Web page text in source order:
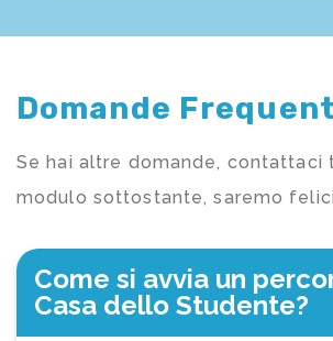
Domande
Se hai altre domande, contattaci
modulo sottostante, saremo
Come si avvia un
Casa dello Studente?